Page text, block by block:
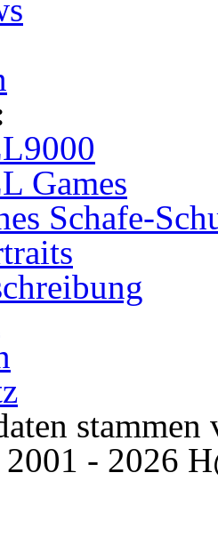
Games
Schafe-
- 2026